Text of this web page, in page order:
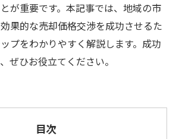
が重要です。本記事では、地域の市
果的な売却価格交渉を成功させるた
プをわかりやすく解説します。成功
ぜひお役立てください。
目次